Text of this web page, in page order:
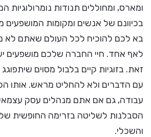
ומארס, ומחוללים תנודות נומרולוגיות
בא לכם להוכיח לכל העולם שאתם לא
לאף אחד. חיי החברה שלכם מושפעים
זאת. בזוגיות קיים בלבול מסוים
עם הדברים ולא להחליט מראש. אותו
עבודה, גם אם אתם מנהלים עסק
הסבלנות לשליטה בזרימה החופשית
והשכלי.